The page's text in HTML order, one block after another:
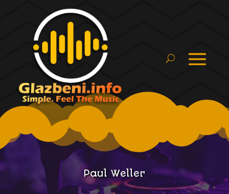
Paul Weller